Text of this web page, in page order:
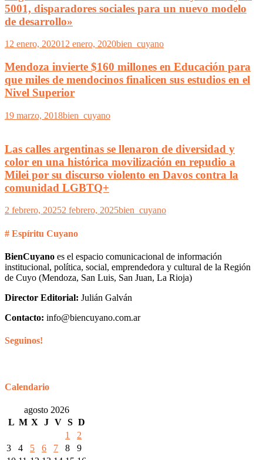
5001, disparadores sociales para un nuevo modelo
de desarrollo»
12 enero, 202012 enero, 2020bien_cuyano
Mendoza invierte $160 millones en Educación para
que miles de mendocinos finalicen sus estudios en el
Nivel Superior
19 marzo, 2018bien_cuyano
Las calles argentinas se llenaron de diversidad y
color en una histórica movilización en repudio a
Milei por su discurso violento en Davos contra la
comunidad LGBTQ+
2 febrero, 20252 febrero, 2025bien_cuyano
# Espíritu Cuyano
BienCuyano es el espacio comunicacional de información
institucional, política, social, emprendedora y cultural de la Región
de Cuyo (Mendoza, San Luis, San Juan, La Rioja)
Director Editorial: Julián Galván
Contacto: info@biencuyano.com.ar
Seguinos!
Calendario
agosto 2026
L M X J V S D
1
2
3
4 5 6 7 8
9